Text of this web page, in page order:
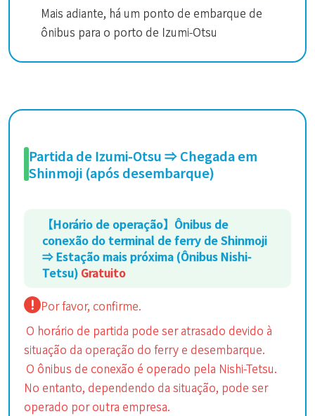
Mais adiante, há um ponto de embarque de
ônibus para o porto de Izumi-Otsu
Partida de Izumi-Otsu ⇒ Chegada em
Shinmoji (após desembarque)
【Horário de operação】Ônibus de
conexão do terminal de ferry de Shinmoji
⇒ Estação mais próxima (Ônibus Nishi-
Tetsu) Gratuito
Por favor, confirme.
O horário de partida pode ser atrasado devido à
situação da operação do ferry e desembarque.
O ônibus de conexão é operado pela Nishi-Tetsu.
No entanto, dependendo da situação, pode ser
operado por outra empresa.